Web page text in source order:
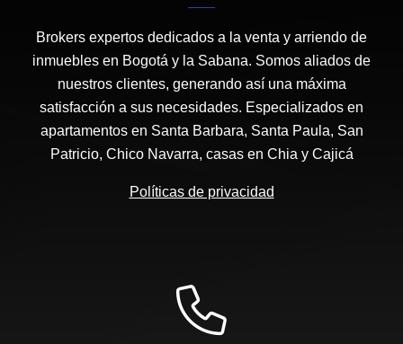
Brokers expertos dedicados a la venta y arriendo de
inmuebles en Bogotá y la Sabana. Somos aliados de
nuestros clientes, generando así una máxima
satisfacción a sus necesidades. Especializados en
apartamentos en Santa Barbara, Santa Paula, San
Patricio, Chico Navarra, casas en Chia y Cajicá
Políticas de privacidad